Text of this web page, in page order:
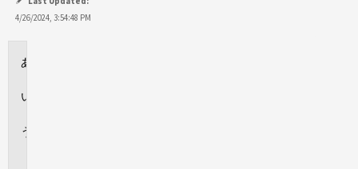
4/26/2024, 3:54:48 PM